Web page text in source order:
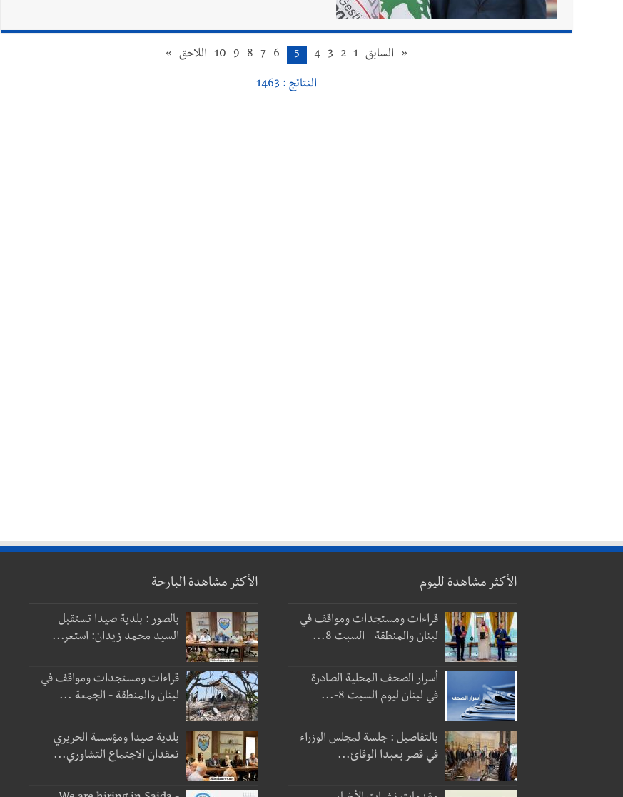
« السابق 1
2
3
4
5
6
7
8
9
10 اللاحق »
النتائج : 1463
الأكثر مشاهدة لليوم
قراءات ومستجدات ومواقف في
لبنان والمنطقة - السبت 8...
أسرار الصحف المحلية الصادرة
في لبنان ليوم السبت 8-...
بالتفاصيل : جلسة لمجلس الوزراء
في قصر بعبدا الوقائ...
الأكثر مشاهدة البارحة
بالصور : بلدية صيدا تستقبل
السيد محمد زيدان: استعر...
قراءات ومستجدات ومواقف في
لبنان والمنطقة - الجمعة ...
بلدية صيدا ومؤسسة الحريري
تعقدان الاجتماع التشاوري...